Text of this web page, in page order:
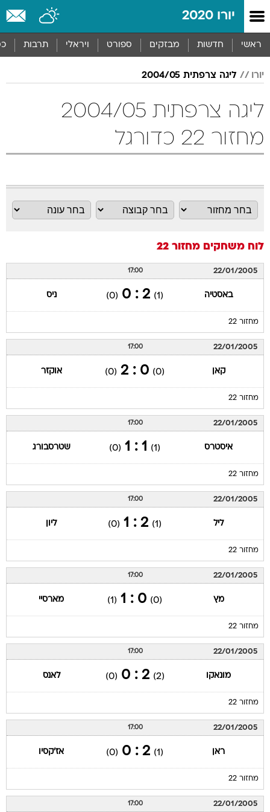
יורו 2020
ראשי חדשות מבזקים ספורט ויראלי תרבות
יורו ליגה צרפתית 2004/05
ליגה צרפתית 2004/05
מחזור 22 כדורגל
לוח משחקים מחזור 22
22/01/2005
17:00
באסטיה (1)
2 : 0
(0) ניס
מחזור 22
22/01/2005
17:00
קאן (0)
0 : 2
(0) אוקזר
מחזור 22
22/01/2005
17:00
איסטרס (1)
1 : 1
(0) שטרסבורג
מחזור 22
22/01/2005
17:00
ליל (1)
2 : 1
(0) ליון
מחזור 22
22/01/2005
17:00
מץ (0)
0 : 1
(1) מארסיי
מחזור 22
22/01/2005
17:00
מונאקו (2)
2 : 0
(0) לאנס
מחזור 22
22/01/2005
17:00
ראן (1)
2 : 0
(0) אז'קסיו
מחזור 22
22/01/2005
17:00